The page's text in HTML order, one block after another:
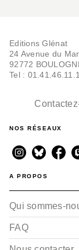
Editions Glénat
24 Avenue du
92772
Tel :
NOS RÉSEAUX
A PROPOS
Qui sommes-
FAQ